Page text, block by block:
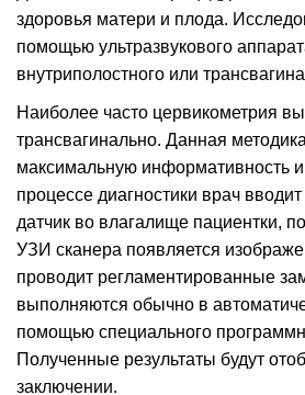
здоровья матери и плода.
помощью ультразвукового
внутриполостного или
Наиболее часто цервикометрия
трансвагинально. Данная
максимальную информативность и
процессе диагностики врач
датчик во влагалище пациентки,
УЗИ сканера появляется
проводит регламентированные
выполняются обычно в
помощью специального
Полученные результаты будут
заключении.